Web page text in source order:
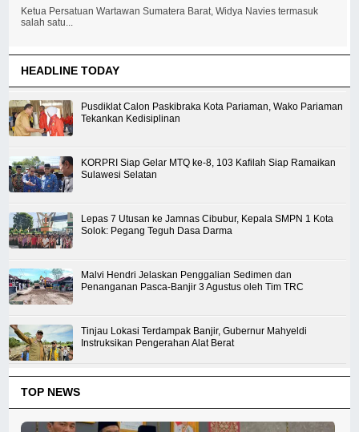
Ketua Persatuan Wartawan Sumatera Barat, Widya Navies termasuk
salah satu...
HEADLINE TODAY
Pusdiklat Calon Paskibraka Kota Pariaman, Wako Pariaman
Tekankan Kedisiplinan
KORPRI Siap Gelar MTQ ke-8, 103 Kafilah Siap Ramaikan
Sulawesi Selatan
Lepas 7 Utusan ke Jamnas Cibubur, Kepala SMPN 1 Kota
Solok: Pegang Teguh Dasa Darma
Malvi Hendri Jelaskan Penggalian Sedimen dan
Penanganan Pasca-Banjir 3 Agustus oleh Tim TRC
Tinjau Lokasi Terdampak Banjir, Gubernur Mahyeldi
Instruksikan Pengerahan Alat Berat
TOP NEWS